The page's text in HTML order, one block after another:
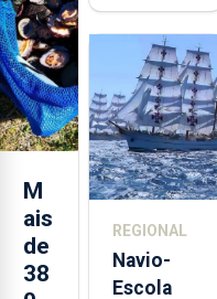
M
ais
de
38
quinta-
feira nova
loja em
São
Sebastião
e cria 30
postos de
REGIONAL
Navio-
Escola